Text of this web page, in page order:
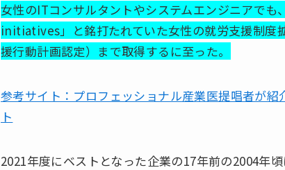
女性のITコンサルタントやシステムエンジニアで
initiatives」と銘打たれていた女性の就労支援制度
援行動計画認定）まで取得するに至った。
参考サイト：プロフェッショナル産業医提唱者が
ト
2021年度にベストとなった企業の17年前の2004